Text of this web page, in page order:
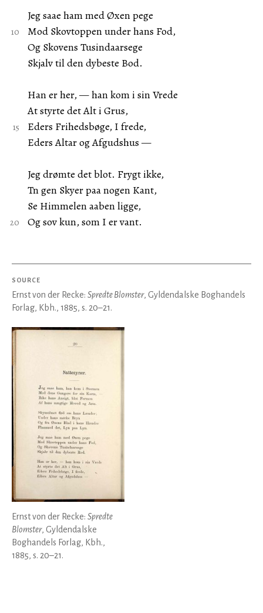
Jeg saae ham med Øxen pege
Mod Skovtoppen under hans Fod,
Og Skovens Tusindaarsege
Skjalv til den dybeste Bod.
Han er her, — han kom i sin Vrede
At styrte det Alt i Grus,
Eders Frihedsbøge, I frede,
Eders Altar og Afgudshus —
Jeg drømte det blot. Frygt ikke,
Tn gen Skyer paa nogen Kant,
Se Himmelen aaben ligge,
Og sov kun, som I er vant.
SOURCE
Ernst von der Recke: Spredte Blomster, Gyldendalske Boghandels
Forlag, Kbh., 1885, s. 20–21.
Ernst von der Recke: Spredte
Blomster, Gyldendalske
Boghandels Forlag, Kbh.,
1885, s. 20–21.